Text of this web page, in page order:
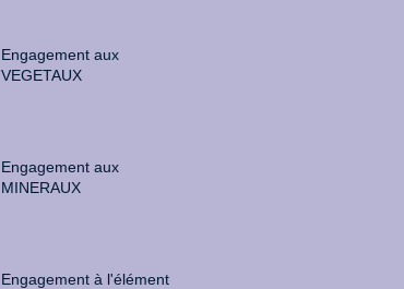
Engagement aux
VEGETAUX
Engagement aux
MINERAUX
Engagement à l'élément